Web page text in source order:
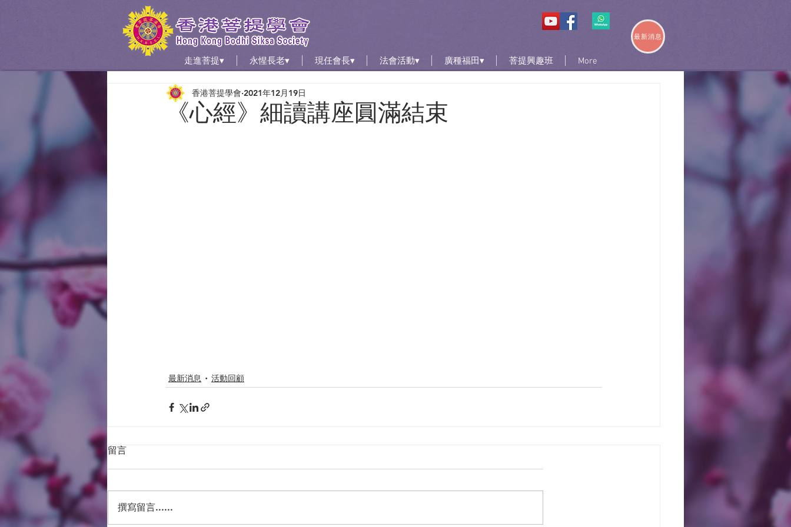
走進菩提▾ 永惺長老▾ 現任會長▾ 法會活動▾ 廣種福田▾ 菩提興趣班 More
最新消息
《心經》細讀講座圓滿結束
香港菩提學會 2021年12月19日
最新消息 活動回顧
留言
撰寫留言......